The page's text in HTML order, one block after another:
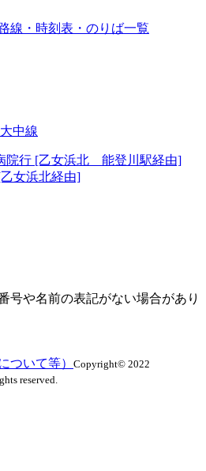
線・時刻表・のりば一覧
中線
院行 [乙女浜北 能登川駅経由]
女浜北経由]
号や名前の表記がない場合があり
ついて等） Copyright© 2022
reserved.